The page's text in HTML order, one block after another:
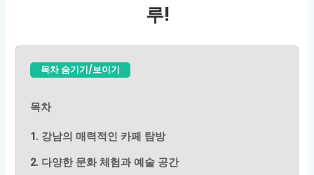
루!
목차 숨기기/보이기
목차
1. 강남의 매력적인 카페 탐방
2. 다양한 문화 체험과 예술 공간